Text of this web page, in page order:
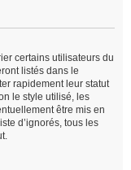
certains utilisateurs du
listés dans le
rapidement leur statut
le style utilisé, les
être mis en
d’ignorés, tous les